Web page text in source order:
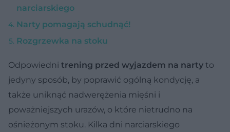
narciarskiego
Narty pomagają schudnąć!
Rozgrzewka na stoku
Odpowiedni trening przed wyjazdem na narty to
jedyny sposób, by poprawić ogólną kondycję, a
także uniknąć nadwerężenia mięśni i
poważniejszych urazów, o które nietrudno na
ośnieżonym stoku. Kilka dni narciarskiego